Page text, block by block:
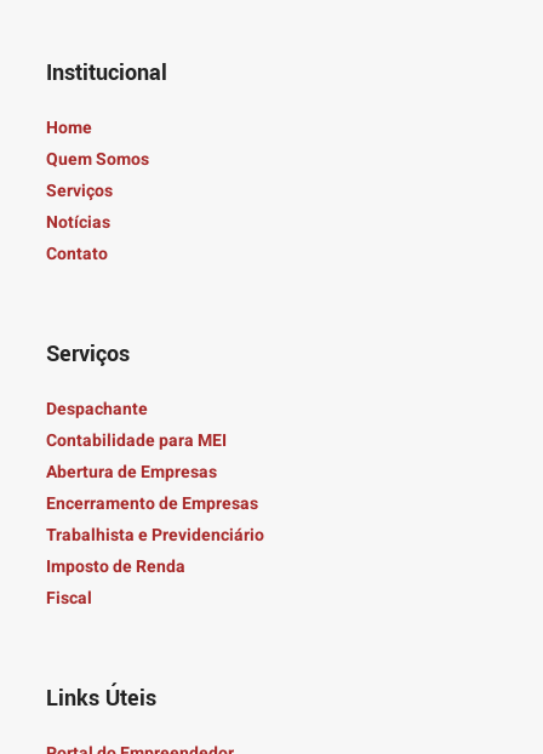
Institucional
Home
Quem Somos
Serviços
Notícias
Contato
Serviços
Despachante
Contabilidade para MEI
Abertura de Empresas
Encerramento de Empresas
Trabalhista e Previdenciário
Imposto de Renda
Fiscal
Links Úteis